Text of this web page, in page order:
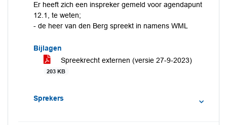
Er heeft zich een inspreker gemeld voor agendapunt
12.1, te weten;
- de heer van den Berg spreekt in namens WML
Bijlagen
Spreekrecht externen (versie 27-9-2023)
203 KB
Sprekers